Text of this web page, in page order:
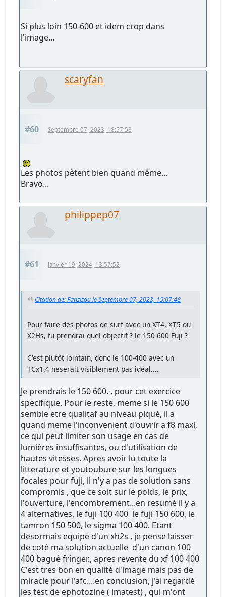
Si plus loin 150-600 et idem crop dans
l'image...
scaryfan
#60 Septembre 07, 2023, 18:57:58
Les photos pètent bien quand même...
Bravo...
philippep07
#61 Janvier 19, 2024, 13:57:52
Citation de: Fanzizou le Septembre 07, 2023, 15:07:48
Pour faire des photos de surf avec un XT4, XT5 ou
X2Hs, tu prendrai quel objectif ? le 150-600 Fuji ?
C'est plutôt lointain, donc le 100-400 avec un
TCx1.4 neserait visiblement pas idéal....
Je prendrais le 150 600. , pour cet exercice
specifique. Pour le reste, meme si le 150 600
semble etre qualitaf au niveau piquė, il a
quand meme l'inconvenient d'ouvrir a f8 maxi,
ce qui peut limiter son usage en cas de
lumières insuffisantes, ou d'utilisation de
hautes vitesses. Apres avoir lu toute la
litterature et youtoubure sur les longues
focales pour fuji, il n'y a pas de solution sans
compromis , que ce soit sur le poids, le prix,
l'ouverture, l'encombrement...en resumė il y a
4 alternatives, le fuji 100 400 le fuji 150 600, le
tamron 150 500, le sigma 100 400. Etant
desormais equipė d'un xh2s , je pense laisser
de cotė ma solution actuelle d'un canon 100
400 baguė fringer., apres revente du xf 100 400
C'est tres bon en qualitė d'image mais pas de
miracle pour l'afc....en conclusion, j'ai regardė
les test de ephotozine ( imatest) , qui m'ont